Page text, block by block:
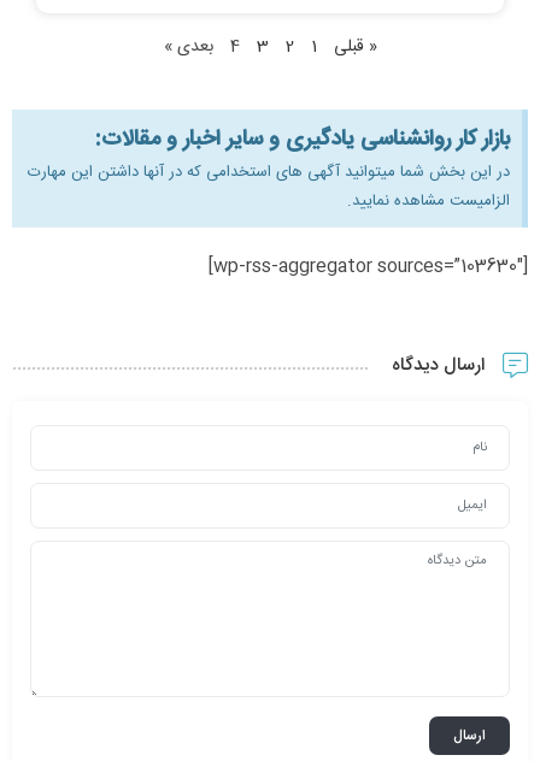
« قبلی 1
2
3
4 بعدی »
بازار کار روانشناسی یادگیری و سایر اخبار و مقالات:
در این بخش شما میتوانید آگهی های استخدامی که در آنها داشتن این مهارت
الزامیست مشاهده نمایید.
[wp-rss-aggregator sources=”103630″]
ارسال دیدگاه